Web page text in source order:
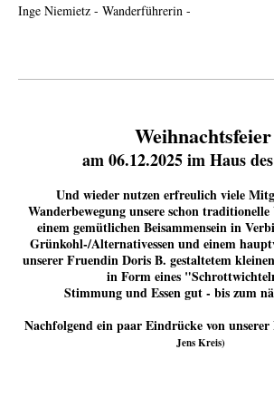
Inge Niemietz - Wanderführerin -
Weihnachtsfeier
am 06.12.2025 im Haus
Und wieder nutzen erfreulich viele
Wanderbewegung unsere schon
einem gemütlichen Beisammensein in
Grünkohl-/Alternativessen und einem
unserer Fruendin Doris B. gestaltetem
in Form eines
Stimmung und Essen gut - bis zum
Nachfolgend ein paar Eindrücke von unserer
Jens Kreis)